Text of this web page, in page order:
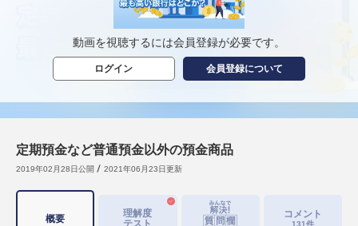
動画を視聴するには会員登録が必要です。
ログイン 会員登録について
定期預金など普通預金以外の預金商品
2019年02月28日公開 2021年06月23日更新
概要
理解度
テスト
コメント
131件